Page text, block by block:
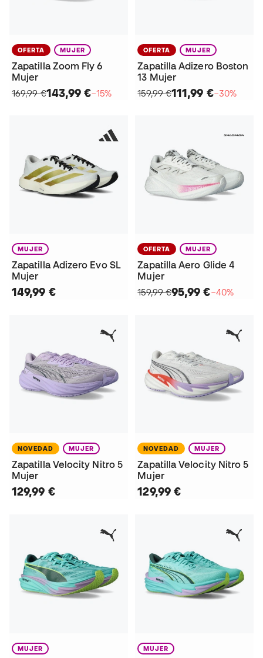
OFERTA MUJER
Zapatilla Zoom Fly 6
Mujer
169,99 €143,99 €−15%
OFERTA MUJER
Zapatilla Adizero Boston
13 Mujer
159,99 €111,99 €−30%
MUJER
Zapatilla Adizero Evo SL
Mujer
149,99 €
OFERTA MUJER
Zapatilla Aero Glide 4
Mujer
159,99 €95,99 €−40%
NOVEDAD MUJER
Zapatilla Velocity Nitro 5
Mujer
129,99 €
NOVEDAD MUJER
Zapatilla Velocity Nitro 5
Mujer
129,99 €
MUJER MUJER